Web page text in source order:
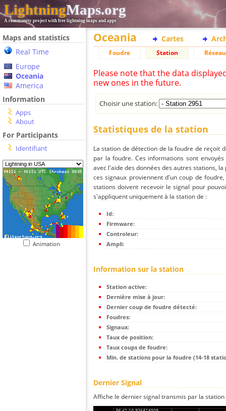
LightningMaps.org
A community project with free lightning maps and apps
Maps and statistics
Real Time
Europe
Oceania
America
Information
Apps
About
For Participants
Identifiant
Animation
Oceania Cartes
Foudre Station Réseau
Please note that the data
new ones in the future.
Choisir une station:
Statistiques de la station
La station de détection de la foudre de reçoit
par la foudre. Ces informations sont
avec l'aide des données des autres stations,
ces signaux proviennent d'un coup de
stations doivent recevoir le signal pour
s'appliquent uniquement à la station de :
Id:
Firmware:
Controleur:
Ampli:
Information sur la station
Station active:
Dernière mise à jour:
Dernier coup de foudre détecté:
Foudres:
Signaux:
Taux de position:
Taux coups de foudre:
Min. de stations pour la foudre (14-18
Dernier Signal
Affiche le dernier signal transmis par la